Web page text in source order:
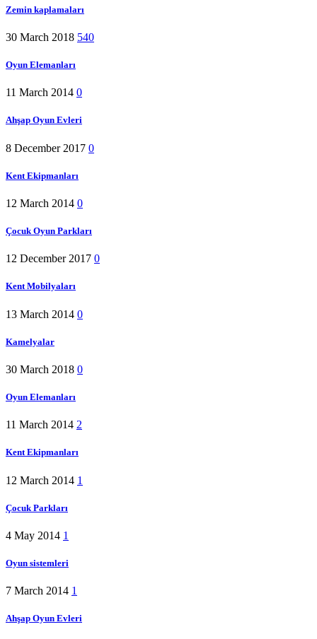
Zemin kaplamaları
30 March 2018 540
Oyun Elemanları
11 March 2014 0
Ahşap Oyun Evleri
8 December 2017 0
Kent Ekipmanları
12 March 2014 0
Çocuk Oyun Parkları
12 December 2017 0
Kent Mobilyaları
13 March 2014 0
Kamelyalar
30 March 2018 0
Oyun Elemanları
11 March 2014 2
Kent Ekipmanları
12 March 2014 1
Çocuk Parkları
4 May 2014 1
Oyun sistemleri
7 March 2014 1
Ahşap Oyun Evleri